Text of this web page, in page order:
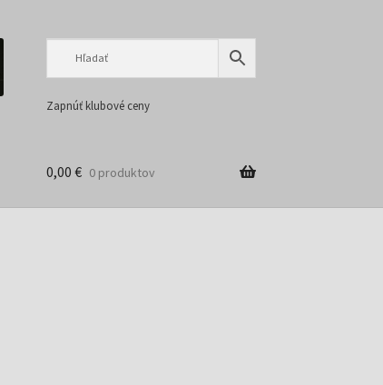
Zapnúť klubové ceny
0,00 € 0 produktov